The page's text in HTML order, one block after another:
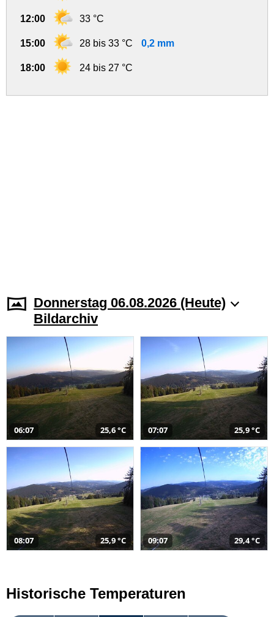
12:00 33 °C
15:00 28 bis 33 °C 0,2 mm
18:00 24 bis 27 °C
Donnerstag 06.08.2026 (Heute)
Bildarchiv
06:07 25,6 °C 07:07 25,9 °C
08:07 25,9 °C 09:07 29,4 °C
Historische Temperaturen